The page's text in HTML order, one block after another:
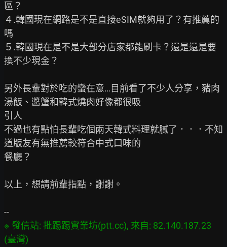
區？
４.韓國現在網路是不是直接eSIM就夠用了？有推薦的
嗎
５.韓國現在是不是大部分店家都能刷卡？還是還是要
換不少現金？
另外長輩對於吃的蠻在意…目前看了不少人分享，豬肉
湯飯、醬蟹和韓式燒肉好像都很吸
引人
不過也有點怕長輩吃個兩天韓式料理就膩了．．．不知
道版友有無推薦較符合中式口味的
餐廳？
以上，想請前輩指點，謝謝。
※ 發信站: 批踢踢實業坊(ptt.cc), 來自: 82.140.187.23
(臺灣)